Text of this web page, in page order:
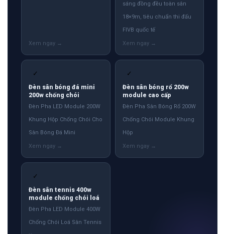
sáng đồng đều toàn sân
18×9m, tiêu chuẩn thi đấu
FIVB quốc tế
✓
Đèn sân bóng đá mini
200w chống chói
Đèn Pha LED Module 200W
Khung Hộp Chống Chói Cho
Sân Bóng Đá Mini
✓
Đèn sân bóng rổ 200w
module cao cấp
Đèn Pha Sân Bóng Rổ 200W
Chống Chói Module Khung
Hộp
✓
Đèn sân tennis 400w
module chống chói loá
Đèn Pha LED Module 400W
Chống Chói Loá Sân Tennis